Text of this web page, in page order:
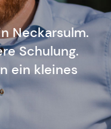
Neckarsulm.
Schulung.
ein kleines